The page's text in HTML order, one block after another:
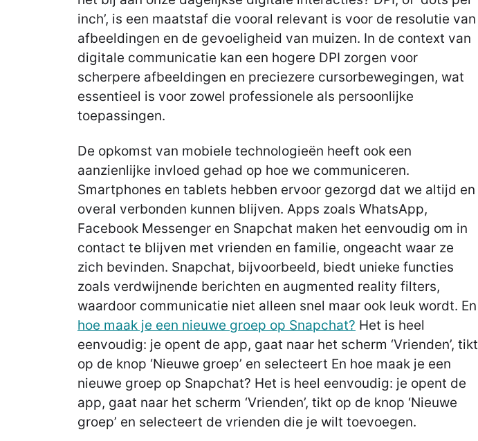
inch’, is een maatstaf die vooral relevant is voor de resolutie van
afbeeldingen en de gevoeligheid van muizen. In de context van
digitale communicatie kan een hogere DPI zorgen voor
scherpere afbeeldingen en preciezere cursorbewegingen, wat
essentieel is voor zowel professionele als persoonlijke
toepassingen.
De opkomst van mobiele technologieën heeft ook een
aanzienlijke invloed gehad op hoe we communiceren.
Smartphones en tablets hebben ervoor gezorgd dat we altijd en
overal verbonden kunnen blijven. Apps zoals WhatsApp,
Facebook Messenger en Snapchat maken het eenvoudig om in
contact te blijven met vrienden en familie, ongeacht waar ze
zich bevinden. Snapchat, bijvoorbeeld, biedt unieke functies
zoals verdwijnende berichten en augmented reality filters,
waardoor communicatie niet alleen snel maar ook leuk wordt. En
hoe maak je een nieuwe groep op Snapchat? Het is heel
eenvoudig: je opent de app, gaat naar het scherm ‘Vrienden’, tikt
op de knop ‘Nieuwe groep’ en selecteert En hoe maak je een
nieuwe groep op Snapchat? Het is heel eenvoudig: je opent de
app, gaat naar het scherm ‘Vrienden’, tikt op de knop ‘Nieuwe
groep’ en selecteert de vrienden die je wilt toevoegen.